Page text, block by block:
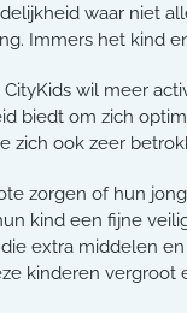
waar niet
Immers het kind
CityKids wil meer
biedt om zich
zich ook zeer
zorgen of hun
kind een fijne
extra middelen
kinderen vergroot